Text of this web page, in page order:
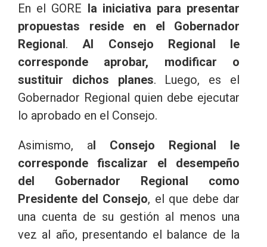
En el GORE la iniciativa para presentar
propuestas reside en el Gobernador
Regional. Al Consejo Regional le
corresponde aprobar, modificar o
sustituir dichos planes. Luego, es el
Gobernador Regional quien debe ejecutar
lo aprobado en el Consejo.
Asimismo, al Consejo Regional le
corresponde fiscalizar el desempeño
del Gobernador Regional como
Presidente del Consejo, el que debe dar
una cuenta de su gestión al menos una
vez al año, presentando el balance de la